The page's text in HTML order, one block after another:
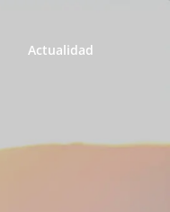
Actualidad